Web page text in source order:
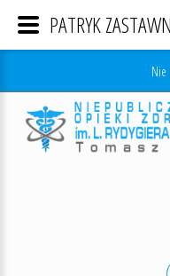
Nie
PATRYK